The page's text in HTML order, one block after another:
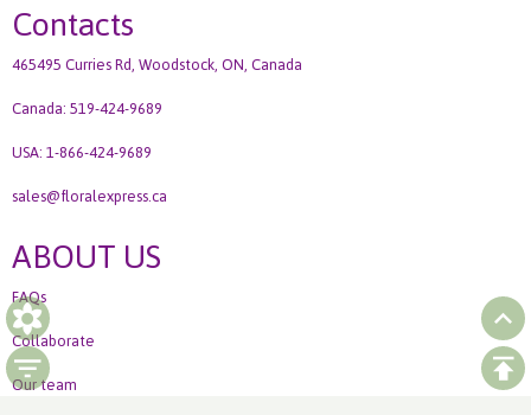
Contacts
465495 Curries Rd, Woodstock, ON, Canada
Canada: 519-424-9689
USA: 1-866-424-9689
sales@floralexpress.ca
ABOUT US
FAQs
Collaborate
Our team